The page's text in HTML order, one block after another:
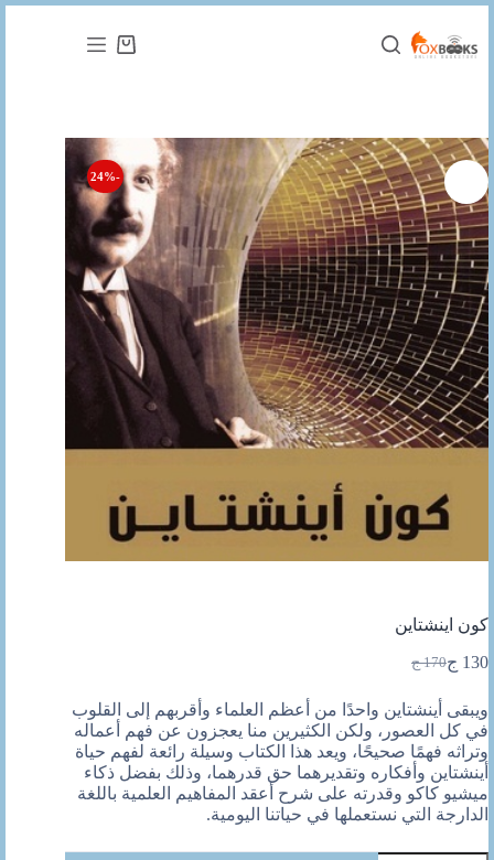
المحتوى
عربة
-24%
كون اينشتاين
170 ج
السعر
هو:
170 ج.
130 جالسعر
هو:
130 ج.
ويبقى أينشتاين واحدًا من أعظم العلماء وأقربهم إلى القلوب
في كل العصور، ولكن الكثيرين منا يعجزون عن فهم أعماله
وتراثه فهمًا صحيحًا، ويعد هذا الكتاب وسيلة رائعة لفهم حياة
أينشتاين وأفكاره وتقديرهما حق قدرهما، وذلك بفضل ذكاء
ميشيو كاكو وقدرته على شرح أعقد المفاهيم العلمية باللغة
الدارجة التي نستعملها في حياتنا اليومية.